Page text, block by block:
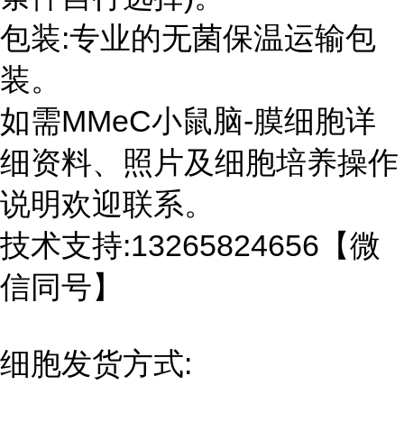
包装:专业的无菌保温运输包
装。
如需MMeC小鼠脑-膜细胞详
细资料、照片及细胞培养操作
说明欢迎联系。
技术支持:13265824656【微
信同号】
细胞发货方式: